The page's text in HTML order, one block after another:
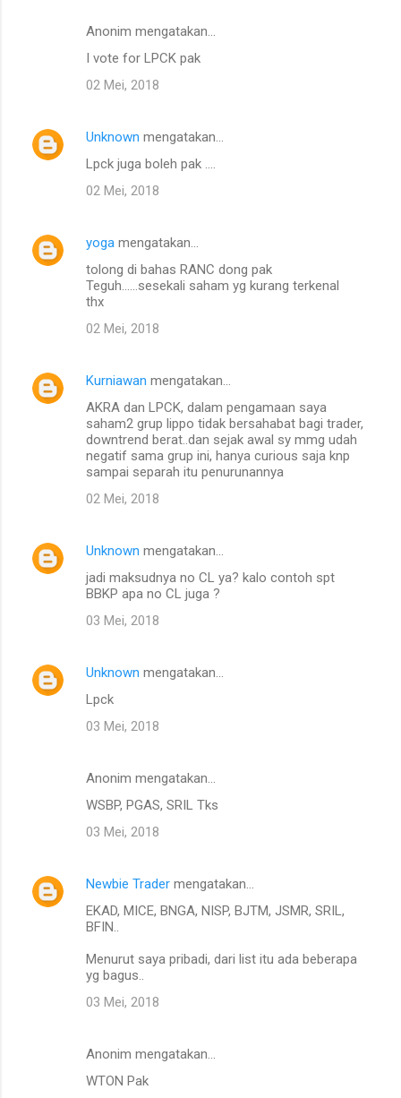
Anonim mengatakan…
I vote for LPCK pak
02 Mei, 2018
Unknown mengatakan…
Lpck juga boleh pak ....
02 Mei, 2018
yoga mengatakan…
tolong di bahas RANC dong pak
Teguh......sesekali saham yg kurang terkenal
thx
02 Mei, 2018
Kurniawan mengatakan…
AKRA dan LPCK, dalam pengamaan saya
saham2 grup lippo tidak bersahabat bagi trader,
downtrend berat..dan sejak awal sy mmg udah
negatif sama grup ini, hanya curious saja knp
sampai separah itu penurunannya
02 Mei, 2018
Unknown mengatakan…
jadi maksudnya no CL ya? kalo contoh spt
BBKP apa no CL juga ?
03 Mei, 2018
Unknown mengatakan…
Lpck
03 Mei, 2018
Anonim mengatakan…
WSBP, PGAS, SRIL Tks
03 Mei, 2018
Newbie Trader mengatakan…
EKAD, MICE, BNGA, NISP, BJTM, JSMR, SRIL,
BFIN..
Menurut saya pribadi, dari list itu ada beberapa
yg bagus..
03 Mei, 2018
Anonim mengatakan…
WTON Pak